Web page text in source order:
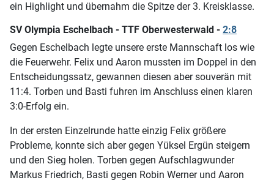
ein Highlight und übernahm die Spitze der 3. Kreisklasse.
SV Olympia Eschelbach - TTF Oberwesterwald - 2:8
Gegen Eschelbach legte unsere erste Mannschaft los wie
die Feuerwehr. Felix und Aaron mussten im Doppel in den
Entscheidungssatz, gewannen diesen aber souverän mit
11:4. Torben und Basti fuhren im Anschluss einen klaren
3:0-Erfolg ein.
In der ersten Einzelrunde hatte einzig Felix größere
Probleme, konnte sich aber gegen Yüksel Ergün steigern
und den Sieg holen. Torben gegen Aufschlagwunder
Markus Friedrich, Basti gegen Robin Werner und Aaron